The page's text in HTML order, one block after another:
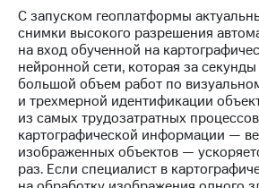
кабинет
акционера
Акционерный
капитал
Контроль
и
аудит
Рынок
акций
С запуском геоплатформы
снимки высокого разрешения
на вход обученной на
нейронной сети, которая за
большой объем работ по
и трехмерной идентификации
из самых трудозатратных
картографической информации —
изображенных объектов —
раз. Если специалист в